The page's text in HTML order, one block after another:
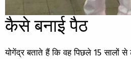
कैसे बनाई पैठ
योगेंद्र बताते हैं कि वह पिछले 15 सालों से